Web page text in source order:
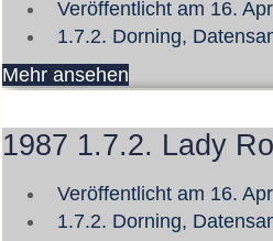
Veröffentlicht am 16.
1.7.2. Dorning,
Mehr ansehen
1987 1.7.2. Lady
Veröffentlicht am 16.
1.7.2. Dorning,